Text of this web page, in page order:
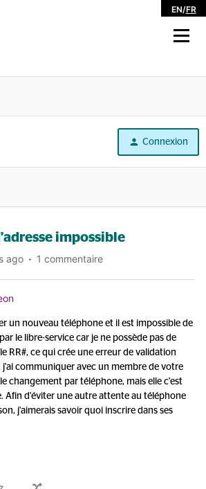
EN/FR
Connexion
impossible
ago 1 commentaire
un nouveau téléphone et il est impossible de
le libre-service car je ne possède pas de
RR#, ce qui crée une erreur de validation
j'ai communiquer avec un membre de votre
changement par téléphone, mais elle c'est
Afin d'éviter une autre attente au téléphone
j'aimerais savoir quoi inscrire dans ses